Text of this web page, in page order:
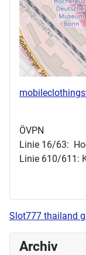
ÖVPN
Linie 16/63:
Linie 610/611:
Slot777 thailand
Archiv